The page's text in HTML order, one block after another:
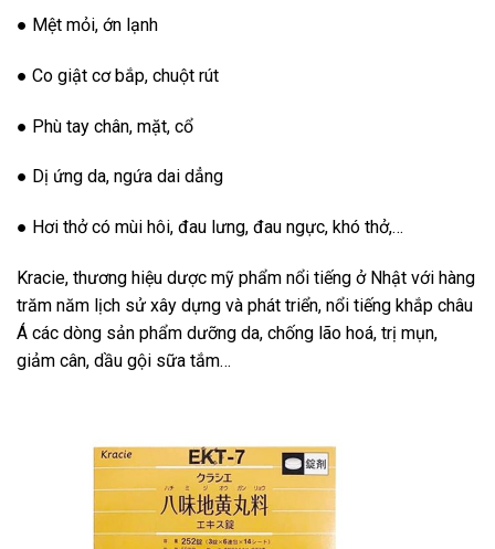
● Mệt mỏi, ớn lạnh
● Co giật cơ bắp, chuột rút
● Phù tay chân, mặt, cổ
● Dị ứng da, ngứa dai dẳng
● Hơi thở có mùi hôi, đau lưng, đau ngực, khó thở,…
Kracie, thương hiệu dược mỹ phẩm nổi tiếng ở Nhật với hàng
trăm năm lịch sử xây dựng và phát triển, nổi tiếng khắp châu
Á các dòng sản phẩm dưỡng da, chống lão hoá, trị mụn,
giảm cân, dầu gội sữa tắm…